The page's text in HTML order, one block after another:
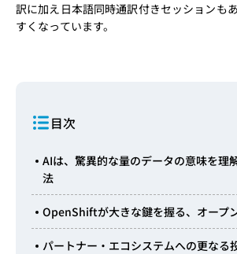
訳に加え日本語同時通訳付きセッションも
すくなっています。
目次
AIは、驚異的な量のデータの意味を理
法
OpenShiftが大きな鍵を握る、オープ
パートナー・エコシステムへの更なる